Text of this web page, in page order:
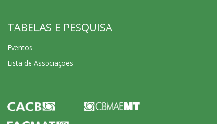
TABELAS E PESQUISA
Eventos
Lista de Associações